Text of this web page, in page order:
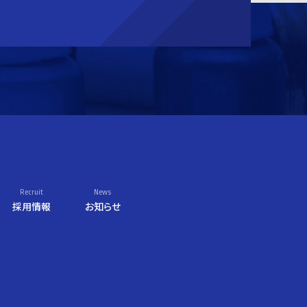
Recruit
採用情報
News
お知らせ